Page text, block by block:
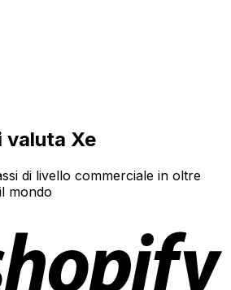
valuta Xe
di livello commerciale in oltre
mondo